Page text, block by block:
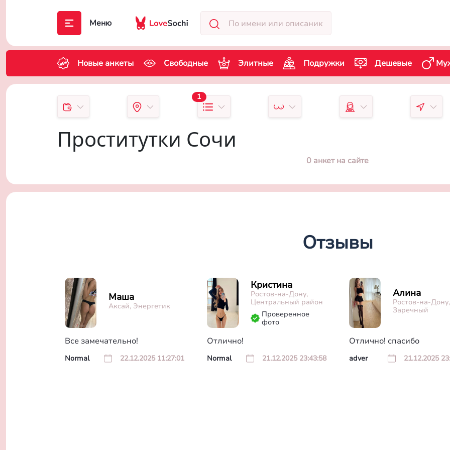
Меню
Новые анкеты Свободные Элитные Подружки Дешевые
1
Проститутки Сочи
0 анкет на сайте
Отзывы
Маша
Аксай, Энергетик
Все замечательно!
Normal 22.12.2025 11:27:01
Кристина
Ростов-на-Дону,
Центральный район
Проверенное
фото
Отлично!
Normal 21.12.2025 23:43:58
Алина
Ростов-на-Дону,
Заречный
Отлично! спасибо
adver 21.12.2025